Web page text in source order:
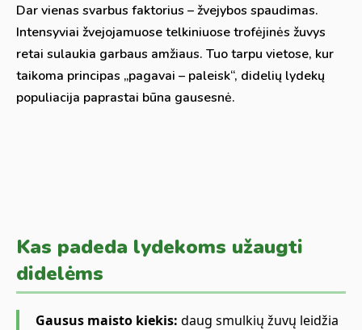
Dar vienas svarbus faktorius – žvejybos spaudimas.
Intensyviai žvejojamuose telkiniuose trofėjinės žuvys
retai sulaukia garbaus amžiaus. Tuo tarpu vietose, kur
taikoma principas „pagavai – paleisk“, didelių lydekų
populiacija paprastai būna gausesnė.
Kas padeda lydekoms užaugti
didelėms
Gausus maisto kiekis: daug smulkių žuvų leidžia